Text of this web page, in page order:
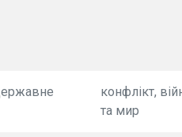
конфлікт,
та мир